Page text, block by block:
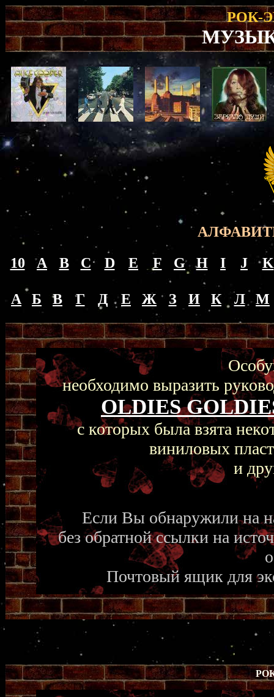
РОК-
10
A B C D E F G H I J K
А Б В Г Д Е Ж З И К Л М
необходимо выразить
OLDIES
с которых была взята
виниловых
и
Если Вы обнаружили на
без обратной ссылки на
Почтовый ящик для